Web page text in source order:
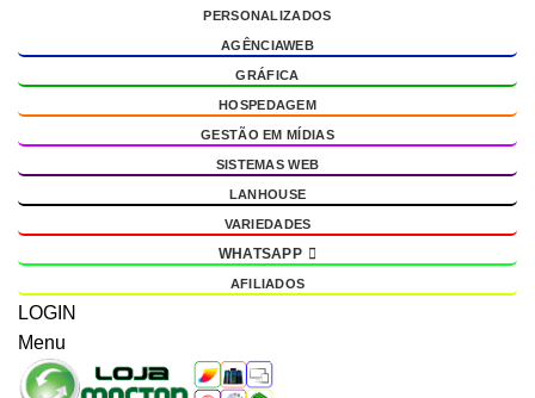
PERSONALIZADOS
AGÊNCIAWEB
GRÁFICA
HOSPEDAGEM
GESTÃO EM MÍDIAS
SISTEMAS WEB
LANHOUSE
VARIEDADES
WHATSAPP
AFILIADOS
LOGIN
Menu